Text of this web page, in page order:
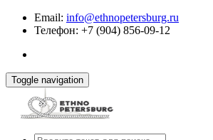
Email: info@ethnopetersburg.ru
Телефон: +7 (904) 856-09-12
Toggle navigation